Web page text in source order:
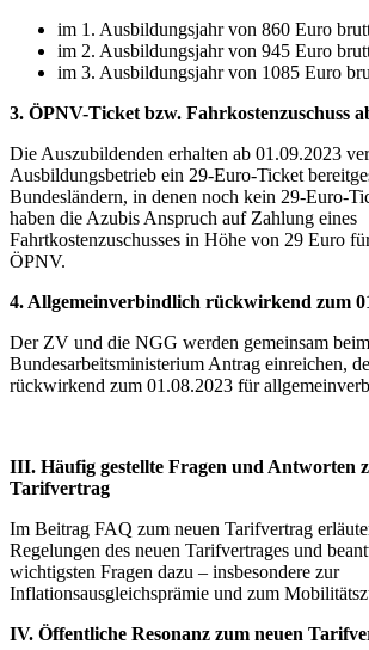
im 1. Ausbildungsjahr von 860 Euro
im 2. Ausbildungsjahr von 945 Euro
im 3. Ausbildungsjahr von 1085 Euro
3. ÖPNV-Ticket bzw. Fahrkostenzuschuss
Die Auszubildenden erhalten ab 01.09.2023
Ausbildungsbetrieb ein 29-Euro-Ticket
Bundesländern, in denen noch kein 29-Euro-
haben die Azubis Anspruch auf Zahlung eines
Fahrtkostenzuschusses in Höhe von 29 Euro
ÖPNV.
4. Allgemeinverbindlich rückwirkend zum
Der ZV und die NGG werden gemeinsam beim
Bundesarbeitsministerium Antrag einreichen,
rückwirkend zum 01.08.2023 für
III. Häufig gestellte Fragen und Antworten
Tarifvertrag
Im Beitrag FAQ zum neuen Tarifvertrag
Regelungen des neuen Tarifvertrages und
wichtigsten Fragen dazu – insbesondere zur
Inflationsausgleichsprämie und zum
IV. Öffentliche Resonanz zum neuen